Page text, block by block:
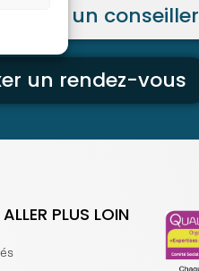
un conseiller
un rendez-vous
PLUS LOIN